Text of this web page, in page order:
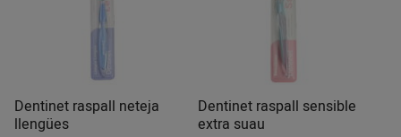
Dentinet raspall neteja
llengües
Dentinet raspall sensible
extra suau